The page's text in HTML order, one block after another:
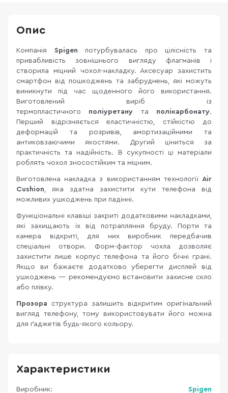
Опис
Компанія Spigenпотурбувалась про цілісність та
привабливість зовнішнього вигляду флагманів і
створила міцний чохол-накладку. Аксесуар захистить
смартфон від пошкоджень та забруднень, які можуть
виникнути під час щоденного його використання.
Виготовлений виріб із
термопластичного поліуретану та полікарбонату.
Перший відрізняється еластичністю, стійкістю до
деформацій та розривів, амортизаційними та
антиковзаючими якостями. Другий ціниться за
практичність та надійність. В сукупності ці матеріали
роблять чохол зносостійким та міцним.
Виготовлена накладка з використанням технології Air
Cushion, яка здатна захистити кути телефона від
можливих ушкоджень при падінні.
Функціональні клавіші закриті додатковими накладками,
які захищають їх від потрапляння бруду. Порти та
камера відкриті, для них виробник передбачив
спеціальні отвори. Форм-фактор чохла дозволяє
захистити лише корпус телефона та його бічні грані.
Якщо ви бажаєте додатково уберегти дисплей від
ушкоджень — рекомендуємо встановити захисне скло
або плівку.
Прозора структура залишить відкритим оригінальний
вигляд телефону, тому використовувати його можна
для ґаджетів будь-якого кольору.
Характеристики
Виробник: Spigen